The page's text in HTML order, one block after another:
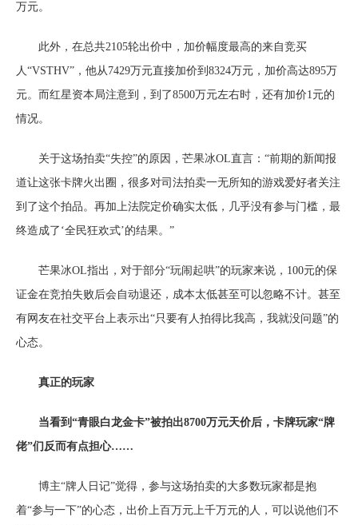
万元。
此外，在总共2105轮出价中，加价幅度最高的来自竞买
人“VSTHV”，他从7429万元直接加价到8324万元，加价高达895万
元。而红星资本局注意到，到了8500万元左右时，还有加价1元的
情况。
关于这场拍卖“失控”的原因，芒果冰OL直言：“前期的新闻报
道让这张卡牌火出圈，很多对司法拍卖一无所知的游戏爱好者关注
到了这个拍品。再加上法院定价确实太低，几乎没有参与门槛，最
终造成了‘全民狂欢式’的结果。”
芒果冰OL指出，对于部分“玩闹起哄”的玩家来说，100元的保
证金在竞拍失败后会自动退还，成本太低甚至可以忽略不计。甚至
有网友在社交平台上表示出“只要有人拍得比我高，我就没问题”的
心态。
真正的玩家
当看到“青眼白龙金卡”被拍出8700万元天价后，卡牌玩家“牌
佬”们反而有点担心……
博主“牌人日记”觉得，参与这场拍卖的大多数玩家都是抱
着“参与一下”的心态，出价上百万元上千万元的人，可以说他们不